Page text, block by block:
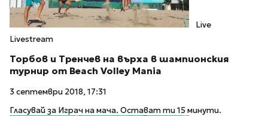
Live
Livestream
Торбов и Тренчев на върха в шампионския
турнир от Beach Volley Mania
3 септември 2018, 17:31
Гласувай за Играч на мача. Остават ти 15 минути.